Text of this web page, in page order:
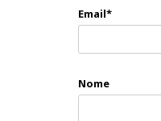
Email*
Nome